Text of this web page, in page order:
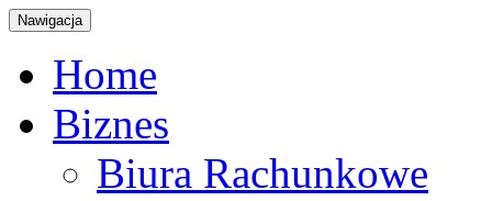
Nawigacja
Home
Biznes
Biura Rachunkowe